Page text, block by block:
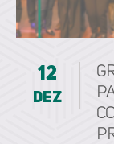
12
dez